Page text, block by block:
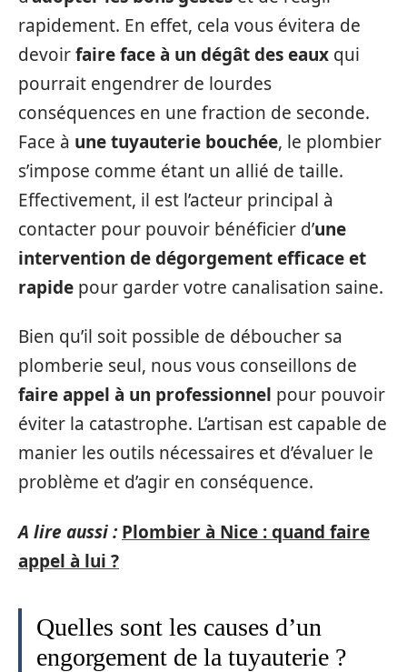
rapidement. En effet, cela vous évitera de
devoirfaire face à un dégât des eaux qui
pourrait engendrer de lourdes
conséquences en une fraction de seconde.
Face à une tuyauterie bouchée, le plombier
s’impose comme étant un allié de taille.
Effectivement, il est l’acteur principal à
contacter pour pouvoir bénéficier d’une
intervention de dégorgement efficace et
rapide pour garder votre canalisation saine.
Bien qu’il soit possible de déboucher sa
plomberie seul, nous vous conseillons de
faire appel à un professionnel pour pouvoir
éviter la catastrophe. L’artisan est capable de
manier les outils nécessaires et d’évaluer le
problème et d’agir en conséquence.
A lire aussi : Plombier à Nice : quand faire
appel à lui ?
Quelles sont les causes d’un
engorgement de la tuyauterie ?